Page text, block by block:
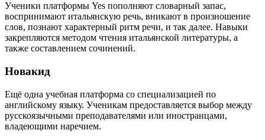
Ученики платформы Yes пополняют словарный запас,
воспринимают итальянскую речь, вникают в произношение
слов, познают характерный ритм речи, и так далее. Навыки
закрепляются методом чтения итальянской литературы, а
также составлением сочинений.
Новакид
Ещё одна учебная платформа со специализацией по
английскому языку. Ученикам предоставляется выбор между
русскоязычными преподавателями или иностранцами,
владеющими наречием.